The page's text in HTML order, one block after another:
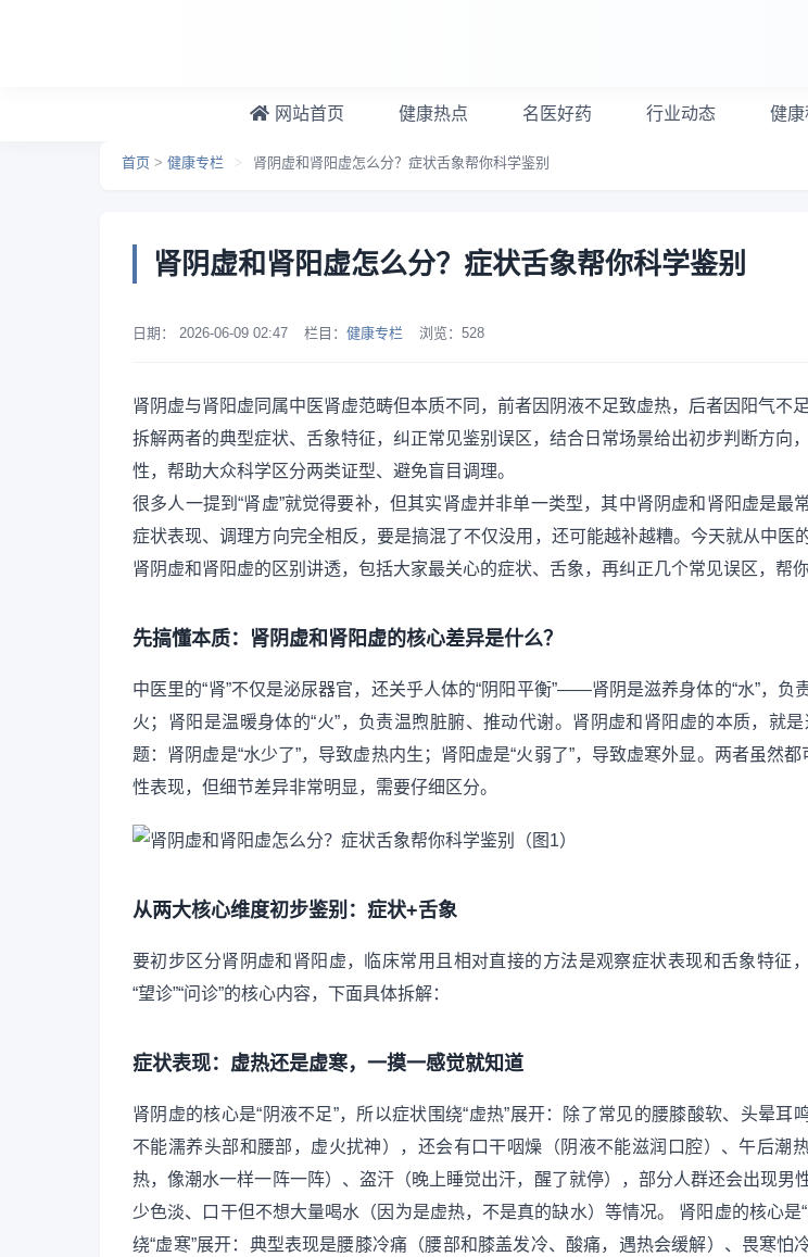
网站首页 健康热点 名医好药 行业动态 健康
首页 > 健康专栏 > 肾阴虚和肾阳虚怎么分？症状舌象帮你科学鉴别
肾阴虚和肾阳虚怎么分？症状舌象帮你科学鉴别
日期： 2026-06-09 02:47 栏目： 健康专栏 浏览： 528
肾阴虚与肾阳虚同属中医肾虚范畴但本质不同，前者因阴液不足致虚热，后者因阳气不
拆解两者的典型症状、舌象特征，纠正常见鉴别误区，结合日常场景给出初步判断方向
性，帮助大众科学区分两类证型、避免盲目调理。
很多人一提到“肾虚”就觉得要补，但其实肾虚并非单一类型，其中肾阴虚和肾阳虚是最
症状表现、调理方向完全相反，要是搞混了不仅没用，还可能越补越糟。今天就从中医
肾阴虚和肾阳虚的区别讲透，包括大家最关心的症状、舌象，再纠正几个常见误区，帮
先搞懂本质：肾阴虚和肾阳虚的核心差异是什么？
中医里的“肾”不仅是泌尿器官，还关乎人体的“阴阳平衡”——肾阴是滋养身体的“水”，负
火；肾阳是温暖身体的“火”，负责温煦脏腑、推动代谢。肾阴虚和肾阳虚的本质，就是
题：肾阴虚是“水少了”，导致虚热内生；肾阳虚是“火弱了”，导致虚寒外显。两者虽然都
性表现，但细节差异非常明显，需要仔细区分。
从两大核心维度初步鉴别：症状+舌象
要初步区分肾阴虚和肾阳虚，临床常用且相对直接的方法是观察症状表现和舌象特征
“望诊”“问诊”的核心内容，下面具体拆解：
症状表现：虚热还是虚寒，一摸一感觉就知道
肾阴虚的核心是“阴液不足”，所以症状围绕“虚热”展开：除了常见的腰膝酸软、头晕耳
不能濡养头部和腰部，虚火扰神），还会有口干咽燥（阴液不能滋润口腔）、午后潮
热，像潮水一样一阵一阵）、盗汗（晚上睡觉出汗，醒了就停），部分人群还会出现男
少色淡、口干但不想大量喝水（因为是虚热，不是真的缺水）等情况。 肾阳虚的核心是
绕“虚寒”展开：典型表现是腰膝冷痛（腰部和膝盖发冷、酸痛，遇热会缓解）、畏寒怕